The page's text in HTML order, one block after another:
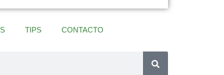
TIPS CONTACTO